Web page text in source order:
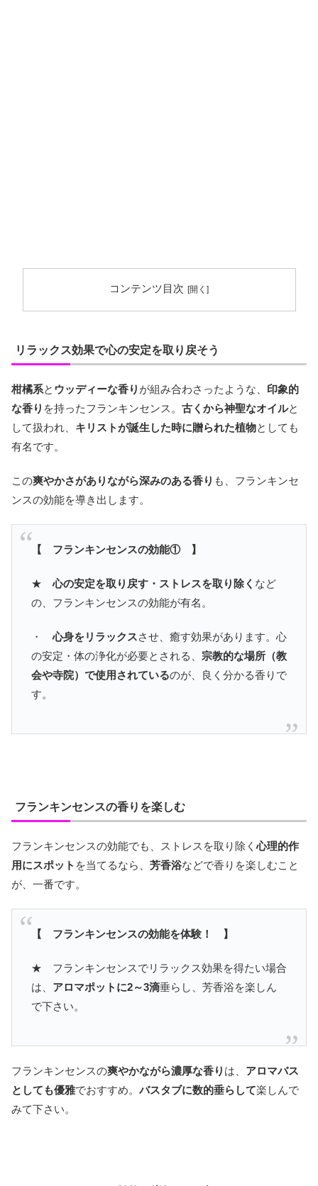
コンテンツ目次
リラックス効果で心の安定を取り戻そう
柑橘系と ウッディーな香り が組み合わさったような、 印象的
な香り を持ったフランキンセンス。 古くから神聖なオイルと
して扱われ、 キリストが誕生した時に贈られた植物としても
有名です。
この爽やかさがありながら深みのある香り も、フランキンセ
ンスの効能を導き出します。
【 フランキンセンスの効能① 】
★心の安定を取り戻す・ストレスを取り除く など
の、フランキンセンスの効能が有名。
・心身をリラックスさせ、癒す効果があります。心
の安定・体の浄化が必要とされる、 宗教的な場所（教
会や寺院）で使用されているのが、良く分かる香りで
す。
フランキンセンスの香りを楽しむ
フランキンセンスの効能でも、ストレスを取り除く心理的作
用にスポット を当てるなら、 芳香浴などで香りを楽しむこと
が、一番です。
【 フランキンセンスの効能を体験！ 】
★ フランキンセンスでリラックス効果を得たい場合
は、 アロマポットに2～3滴垂らし、芳香浴を楽しん
で下さい。
フランキンセンスの爽やかながら濃厚な香り は、 アロマバス
としても優雅でおすすめ。 バスタブに数的垂らして楽しんで
みて下さい。